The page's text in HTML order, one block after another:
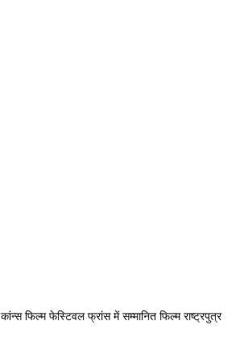
कांन्स फिल्म फेस्टिवल फ्रांस में सम्मानित फिल्म राष्ट्रपुत्र